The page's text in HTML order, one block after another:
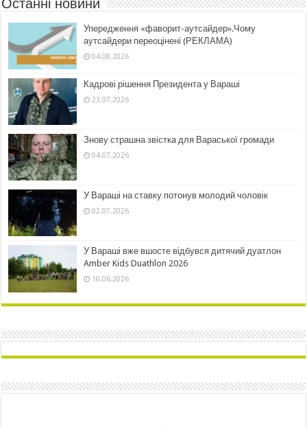
Останні новини
Упередження «фаворит-аутсайдер».Чому
аутсайдери переоцінені (РЕКЛАМА)
04.08.2026
Кадрові рішення Президента у Вараші
23.07.2026
Знову страшна звістка для Вараської громади
04.07.2026
У Вараші на ставку потонув молодий чоловік
02.07.2026
У Вараші вже вшосте відбувся дитячий дуатлон
Amber Kids Duathlon 2026
10.06.2026